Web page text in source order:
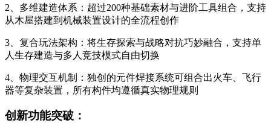
2、多维建造体系：超过200种基础素材与进阶工具组合，支持
从木屋搭建到机械装置设计的全流程创作
3、复合玩法架构：将生存探索与战略对抗巧妙融合，支持单
人生存建造与多人竞技模式自由切换
4、物理交互机制：独创的元件焊接系统可组合出火车、飞行
器等复杂装置，所有构件均遵循真实物理规则
创新功能突破：